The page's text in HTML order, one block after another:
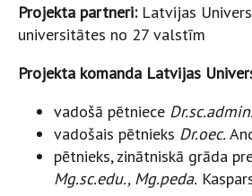
Projekta partneri:Latvijas
universitātes no 27 valstīm
Projekta komanda Latvijas
vadošā pētniece
vadošais pētnieks Dr.oec.
pētnieks, zinātniskā grāda
Mg.sc.edu., Mg.peda.